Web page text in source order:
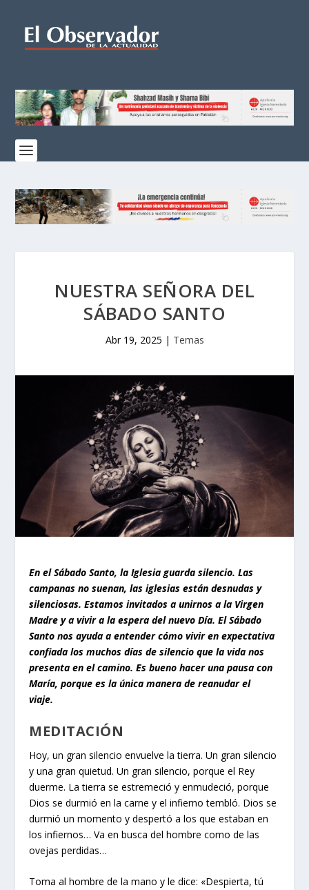
NUESTRA SEÑORA DEL
SÁBADO SANTO
Abr 19, 2025 | Temas
En el Sábado Santo, la Iglesia guarda silencio. Las
campanas no suenan, las iglesias están desnudas y
silenciosas. Estamos invitados a unirnos a la Virgen
Madre y a vivir a la espera del nuevo Día. El Sábado
Santo nos ayuda a entender cómo vivir en expectativa
confiada los muchos días de silencio que la vida nos
presenta en el camino. Es bueno hacer una pausa con
María, porque es la única manera de reanudar el
viaje.
MEDITACIÓN
Hoy, un gran silencio envuelve la tierra. Un gran silencio
y una gran quietud. Un gran silencio, porque el Rey
duerme. La tierra se estremeció y enmudeció, porque
Dios se durmió en la carne y el infierno tembló. Dios se
durmió un momento y despertó a los que estaban en
los infiernos… Va en busca del hombre como de las
ovejas perdidas…
Toma al hombre de la mano y le dice: «Despierta, tú